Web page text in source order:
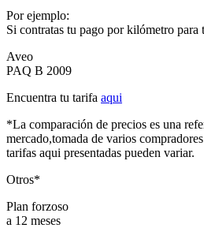
Por ejemplo:
Si contratas tu pago por kilómetro para
Aveo
PAQ B 2009
Encuentra tu tarifa aqui
*La comparación de precios es una
mercado,tomada de varios
tarifas aqui presentadas pueden variar.
Otros*
Plan forzoso
a 12 meses